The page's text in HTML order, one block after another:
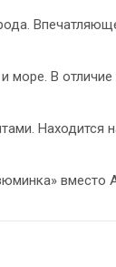
В отличие
Находится
вместо